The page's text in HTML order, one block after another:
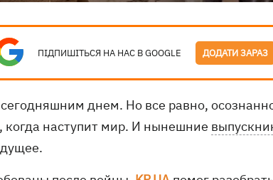
ПІДПИШІТЬСЯ НА НАС В GOOGLE ДОДАТИ ЗАРАЗ
днем. Но все равно,
наступит мир. И нынешние